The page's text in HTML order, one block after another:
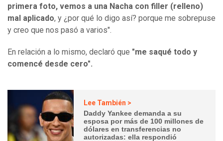
primera foto, vemos a una Nacha con filler (relleno)
mal aplicado, y ¿por qué lo digo así? porque me sobrepuse
y creo que nos pasó a varios".
En relación a lo mismo, declaró que "me saqué todo y
comencé desde cero".
Lee También >
Daddy Yankee demanda a su
esposa por más de 100 millones de
dólares en transferencias no
autorizadas: ella respondió